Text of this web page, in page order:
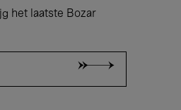
het laatste Bozar